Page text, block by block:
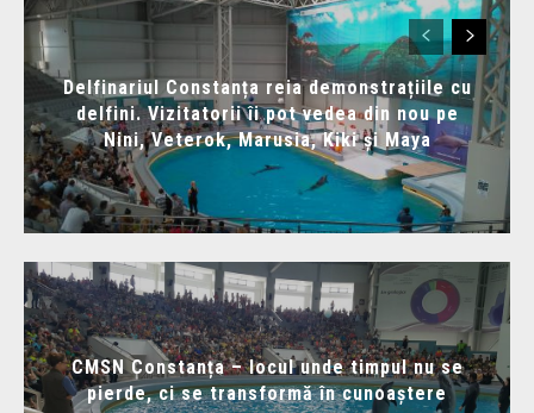
Delfinariul Constanța reia demonstrațiile cu
delfini. Vizitatorii îi pot vedea din nou pe
Nini, Veterok, Marusia, Kiki și Maya
CMSN Constanța – locul unde timpul nu se
pierde, ci se transformă în cunoaștere